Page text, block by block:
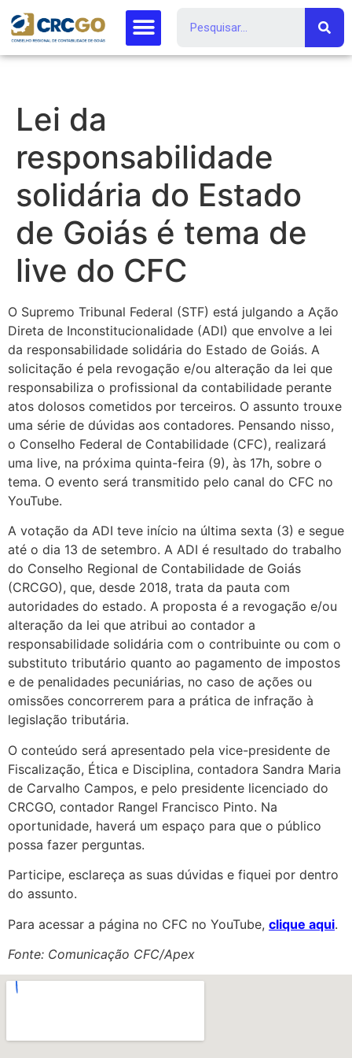
Lei da
responsabilidade
solidária do Estado
de Goiás é tema de
live do CFC
O Supremo Tribunal Federal (STF) está julgando a Ação
Direta de Inconstitucionalidade (ADI) que envolve a lei
da responsabilidade solidária do Estado de Goiás. A
solicitação é pela revogação e/ou alteração da lei que
responsabiliza o profissional da contabilidade perante
atos dolosos cometidos por terceiros. O assunto trouxe
uma série de dúvidas aos contadores. Pensando nisso,
o Conselho Federal de Contabilidade (CFC), realizará
uma live, na próxima quinta-feira (9), às 17h, sobre o
tema. O evento será transmitido pelo canal do CFC no
YouTube.
A votação da ADI teve início na última sexta (3) e segue
até o dia 13 de setembro. A ADI é resultado do trabalho
do Conselho Regional de Contabilidade de Goiás
(CRCGO), que, desde 2018, trata da pauta com
autoridades do estado. A proposta é a revogação e/ou
alteração da lei que atribui ao contador a
responsabilidade solidária com o contribuinte ou com o
substituto tributário quanto ao pagamento de impostos
e de penalidades pecuniárias, no caso de ações ou
omissões concorrerem para a prática de infração à
legislação tributária.
O conteúdo será apresentado pela vice-presidente de
Fiscalização, Ética e Disciplina, contadora Sandra Maria
de Carvalho Campos, e pelo presidente licenciado do
CRCGO, contador Rangel Francisco Pinto. Na
oportunidade, haverá um espaço para que o público
possa fazer perguntas.
Participe, esclareça as suas dúvidas e fiquei por dentro
do assunto.
Para acessar a página no CFC no YouTube, clique aqui.
Fonte: Comunicação CFC/Apex